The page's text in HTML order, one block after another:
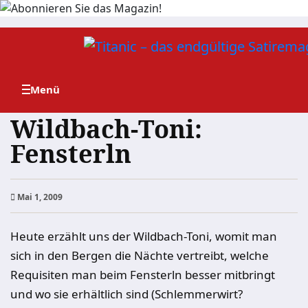
Zum
Wildbach-Toni:
Fensterln
Mai 1, 2009
Heute erzählt uns der Wildbach-Toni, womit man
sich in den Bergen die Nächte vertreibt, welche
Requisiten man beim Fensterln besser mitbringt
und wo sie erhältlich sind (Schlemmerwirt?